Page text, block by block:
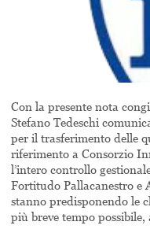
Con la presente nota
Stefano Tedeschi
per il trasferimento delle
riferimento a Consorzio
l’intero controllo
Fortitudo Pallacanestro e
stanno predisponendo le
più breve tempo possibile,